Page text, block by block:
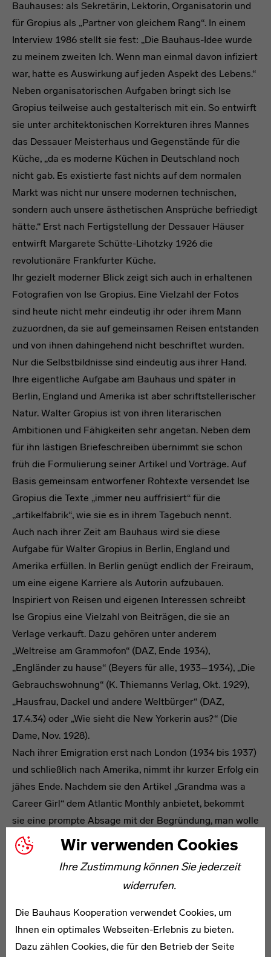
Wir verwenden Cookies
Ihre Zustimmung können Sie jederzeit
widerrufen.
Die Bauhaus Kooperation verwendet Cookies, um
Ihnen ein optimales Webseiten-Erlebnis zu bieten.
Dazu zählen Cookies, die für den Betrieb der Seite
Bauhauses: als Sekretärin, Lektorin, Organisatorin und
für Gropius als „Partner von gleichem Rang“. In einem
Interview 1986 stellt sie fest: „Die Bauhaus-Idee wurde
zu meinem zweiten Ich. Wenn man einmal davon infiziert
war, hatte es Auswirkung auf jeden Aspekt des Lebens.“
Neben organisatorischen Aufgaben bringt sich Ise
Gropius teilweise auch gestalterisch mit ein. So entwirft
sie unter architektonischen Korrekturen ihres Mannes
das Dessauer Meisterhaus und Gegenstände für die
Küche, „da es moderne Küchen in Deutschland noch
nicht gab. Es existierte fast nichts auf dem normalen
Markt was nicht nur unsere modernen technischen,
sondern auch unsere ästhetischen Ansprüche befriedigt
hätte.“ Erst nach Fertigstellung der Dessauer Häuser
entwirft Margarete Schütte-Lihotzky 1926 die
revolutionäre Frankfurter Küche.
Ihr gezielt moderner Blick zeigt sich auch in erhaltenen
Fotografien von Ise Gropius. Eine Vielzahl der Fotos
sind heute nicht mehr eindeutig ihr oder ihrem Mann
zuzuordnen, da sie auf gemeinsamen Reisen entstanden
und von ihnen dahingehend nicht beschriftet wurden.
Nur die Selbstbildnisse sind eindeutig aus ihrer Hand.
Ihre eigentliche Aufgabe am Bauhaus und später in
Berlin, England und Amerika ist aber schriftstellerischer
Natur. Walter Gropius ist von ihren literarischen
Ambitionen und Fähigkeiten sehr angetan. Neben dem
für ihn lästigen Briefeschreiben übernimmt sie schon
früh die Formulierung seiner Artikel und Vorträge. Auf
Basis gemeinsam entworfener Rohtexte versendet Ise
Gropius die Texte „immer neu auffrisiert“ für die
„artikelfabrik“, wie sie es in ihrem Tagebuch nennt.
Auch nach ihrer Zeit am Bauhaus wird sie diese
Aufgabe für Walter Gropius in Berlin, England und
Amerika erfüllen. In Berlin genügt endlich der Freiraum,
um eine eigene Karriere als Autorin aufzubauen.
Inspiriert von Reisen und eigenen Interessen schreibt
Ise Gropius eine Vielzahl von Beiträgen, die sie an
Verlage verkauft. Dazu gehören unter anderem
„Weltreise am Grammofon“ (DAZ, Ende 1934),
„Engländer zu hause“ (Beyers für alle, 1933–1934), „Die
Gebrauchswohnung“ (K. Thiemanns Verlag, Okt. 1929),
„Hausfrau, Dackel und andere Weltbürger“ (DAZ,
17.4.34) oder „Wie sieht die New Yorkerin aus?“ (Die
Dame, Nov. 1928).
Nach ihrer Emigration erst nach London (1934 bis 1937)
und schließlich nach Amerika, nimmt ihr kurzer Erfolg ein
jähes Ende. Nachdem sie den Artikel „Grandma was a
Career Girl“ dem Atlantic Monthly anbietet, bekommt
sie eine prompte Absage mit der Begründung, man wolle
die „fürchterliche Vorstellung“ arbeitender Frauen, die
Ise Gropius in ihrem Beitrag bespricht und letztlich als
Autorin dieses Ideal auch selbst vertritt, nicht
unterstützen oder gar begünstigen. Sie beschließt es